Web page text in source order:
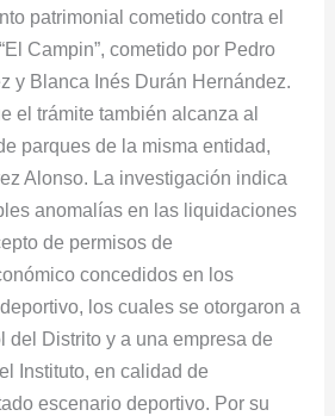
patrimonial cometido contra el
Campin”, cometido por Pedro
y Blanca Inés Durán Hernández.
el trámite también alcanza al
parques de la misma entidad,
Alonso. La investigación indica
anomalías en las liquidaciones
de permisos de
concedidos en los
los cuales se otorgaron a
del Distrito y a una empresa de
Instituto, en calidad de
escenario deportivo. Por su